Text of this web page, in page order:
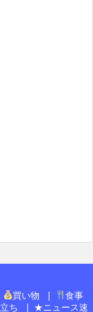
買い物
食事
ち ★ニュース速